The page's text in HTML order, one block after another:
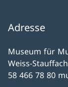
Adresse
Museum für
Weiss-
58 466 78 80